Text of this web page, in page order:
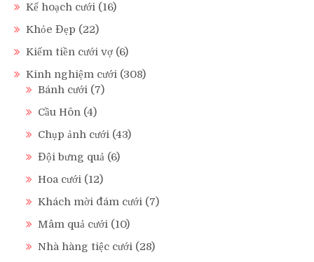
Kế hoạch cưới (16)
Khỏe Đẹp (22)
Kiếm tiền cưới vợ (6)
Kinh nghiệm cưới (308)
Bánh cưới (7)
Cầu Hôn (4)
Chụp ảnh cưới (43)
Đội bưng quả (6)
Hoa cưới (12)
Khách mời đám cưới (7)
Mâm quả cưới (10)
Nhà hàng tiệc cưới (28)